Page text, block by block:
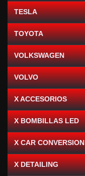
TESLA
TOYOTA
VOLKSWAGEN
VOLVO
X ACCESORIOS
X BOMBILLAS LED
X CAR CONVERSION
X DETAILING